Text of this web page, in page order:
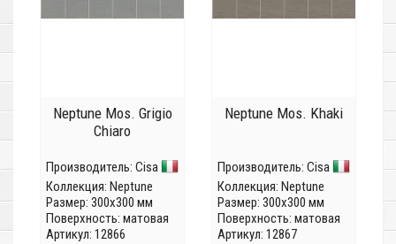
Neptune Mos. Grigio
Chiaro
Производитель: Cisa
Коллекция: Neptune
Размер: 300x300 мм
Поверхность: матовая
Артикул: 12866
Neptune Mos. Khaki
Производитель: Cisa
Коллекция: Neptune
Размер: 300x300 мм
Поверхность: матовая
Артикул: 12867